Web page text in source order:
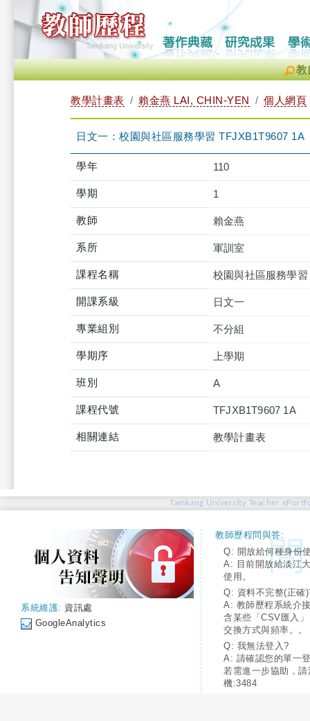
教
教學計畫表 賴金燕 LAI, CHIN-YEN 個人網頁
日文一：校園與社區服務學習 TFJXB1T9607 1A
學年 110
學期 1
教師 賴金燕
系所 軍訓室
課程名稱 校園與社區服務學習
開課系級 日文一
專業組別 不分組
學期序 上學期
班別 A
課程代號 TFJXB1T9607 1A
相關連結 教學計畫表
Tamkang University Teacher
系統維護: 資訊處
GoogleAnalytics
教師歷程問與答:
Q: 開放給何種身份
A: 目前開放給淡江
使用。
Q: 資料不完整(正確
A: 教師歷程系統介
含某些「CSV匯入
交換方式與頻率。。
Q: 我無法登入?
A: 請確認您的單一
若需進一步協助，
機:3484